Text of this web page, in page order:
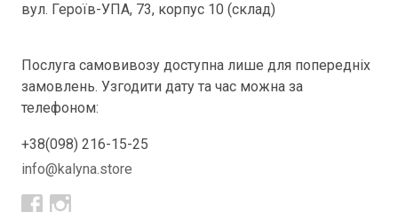
вул. Героїв-УПА, 73, корпус 10 (склад)
Послуга самовивозу доступна лише для попередніх
замовлень. Узгодити дату та час можна за
телефоном:
+38(098) 216-15-25
info@kalyna.store